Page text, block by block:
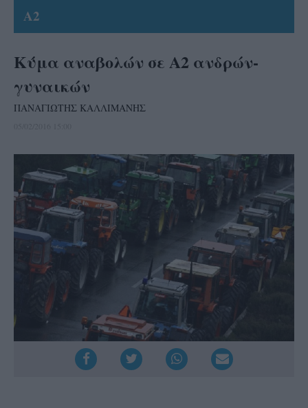
A2
Κύμα αναβολών σε Α2 ανδρών-
γυναικών
ΠΑΝΑΓΙΩΤΗΣ ΚΑΛΛΙΜΑΝΗΣ